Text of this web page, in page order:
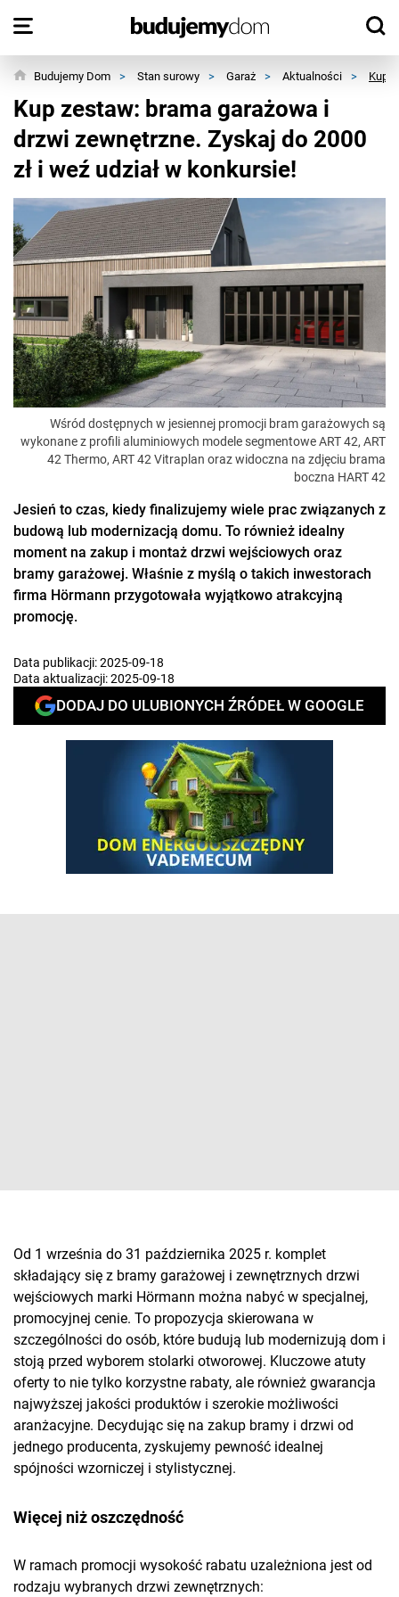
Budujemy Dom > Stan surowy > Garaż > Aktualności > Kup
Kup zestaw: brama garażowa i
drzwi zewnętrzne. Zyskaj do 2000
zł i weź udział w konkursie!
Wśród dostępnych w jesiennej promocji bram garażowych są
wykonane z profili aluminiowych modele segmentowe ART 42, ART
42 Thermo, ART 42 Vitraplan oraz widoczna na zdjęciu brama
boczna HART 42
Jesień to czas, kiedy finalizujemy wiele prac związanych z
budową lub modernizacją domu. To również idealny
moment na zakup i montaż drzwi wejściowych oraz
bramy garażowej. Właśnie z myślą o takich inwestorach
firma Hörmann przygotowała wyjątkowo atrakcyjną
promocję.
Data publikacji:2025-09-18
Data aktualizacji:2025-09-18
DODAJ DO ULUBIONYCH ŹRÓDEŁ W GOOGLE
Od 1 września do 31 października 2025 r. komplet
składający się z bramy garażowej i zewnętrznych drzwi
wejściowych marki Hörmann można nabyć w specjalnej,
promocyjnej cenie. To propozycja skierowana w
szczególności do osób, które budują lub modernizują dom i
stoją przed wyborem stolarki otworowej. Kluczowe atuty
oferty to nie tylko korzystne rabaty, ale również gwarancja
najwyższej jakości produktów i szerokie możliwości
aranżacyjne. Decydując się na zakup bramy i drzwi od
jednego producenta, zyskujemy pewność idealnej
spójności wzorniczej i stylistycznej.
Więcej niż oszczędność
W ramach promocji wysokość rabatu uzależniona jest od
rodzaju wybranych drzwi zewnętrznych: